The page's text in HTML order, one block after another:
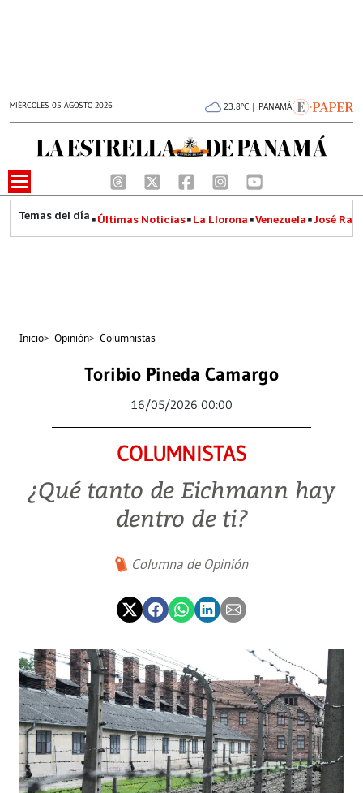
MIÉRCOLES 05 AGOSTO 2026 23.8°C | PANAMÁ
Últimas Noticias La Llorona Venezuela José
Inicio> Opinión> Columnistas
Toribio Pineda Camargo
16/05/2026 00:00
COLUMNISTAS
¿Qué tanto de Eichmann hay
dentro de ti?
Columna de Opinión